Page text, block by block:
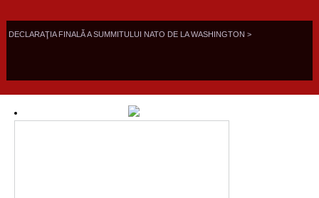
DECLARAŢIA FINALĂ A SUMMITULUI NATO DE LA WASHINGTON >